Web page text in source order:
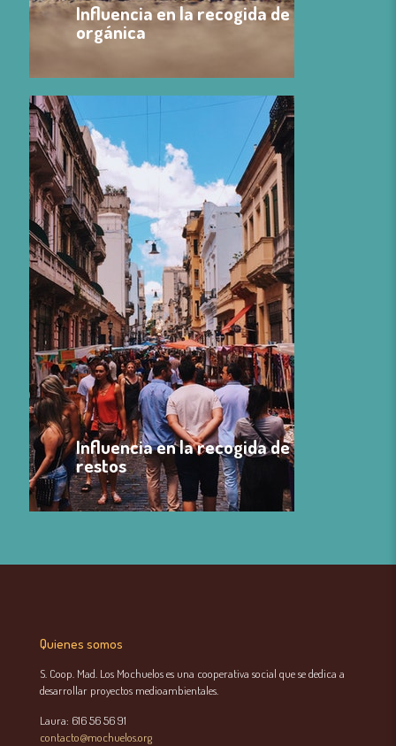
Influencia en la recogida de
orgánica
Influencia en la recogida de
restos
Quienes somos
S. Coop. Mad. Los Mochuelos es una cooperativa social que se dedica a
desarrollar proyectos medioambientales.
Laura: 616 56 56 91
contacto@mochuelos.org